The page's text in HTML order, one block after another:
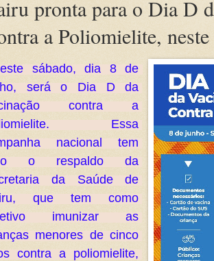
pronta para o Dia D
a Poliomielite, neste
sábado, dia 8 de
será o Dia D da
contra a
Essa
nacional tem
o respaldo da
da Saúde de
que tem como
imunizar as
menores de cinco
contra a poliomielite,